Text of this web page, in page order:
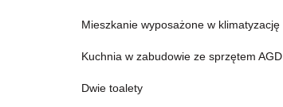
Mieszkanie wyposażone w klimatyzację
Kuchnia w zabudowie ze sprzętem AGD
Dwie toalety